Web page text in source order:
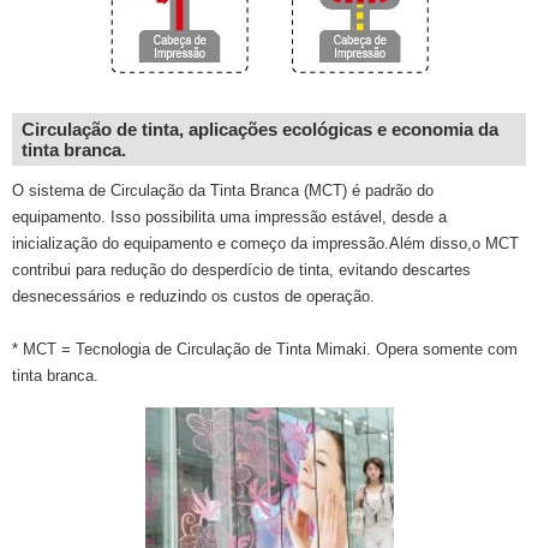
Circulação de tinta, aplicações ecológicas e economia da
tinta branca.
O sistema de Circulação da Tinta Branca (MCT) é padrão do
equipamento. Isso possibilita uma impressão estável, desde a
inicialização do equipamento e começo da impressão.Além disso,o MCT
contribui para redução do desperdício de tinta, evitando descartes
desnecessários e reduzindo os custos de operação.
* MCT = Tecnologia de Circulação de Tinta Mimaki. Opera somente com
tinta branca.